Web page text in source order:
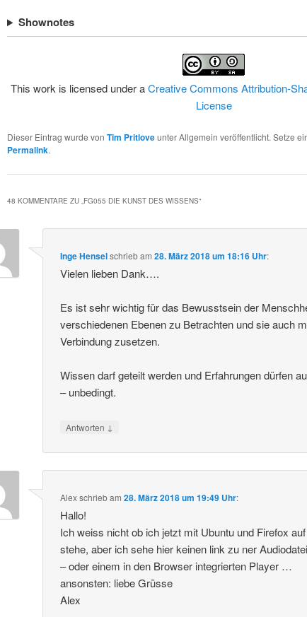
Shownotes
This work is licensed under aCreative Commons Attribution-
License
Dieser Eintrag wurde von Tim Pritloveunter Allgemein veröffentlicht. Setze
Permalink.
48 KOMMENTARE ZU „FG055 DIE KUNST DES WISSENS“
Inge Henselschriebam28. März 2018 um 18:16 Uhr:
Vielen lieben Dank….
Es ist sehr wichtig für das Bewusstsein der
verschiedenen Ebenen zu Betrachten und sie auch
Verbindung zusetzen.
Wissen darf geteilt werden und Erfahrungen dürfen
– unbedingt.
Antworten ↓
Alexschriebam28. März 2018 um 19:49 Uhr:
Hallo!
Ich weiss nicht ob ich jetzt mit Ubuntu und Firefox
stehe, aber ich sehe hier keinen link zu ner
– oder einem in den Browser integrierten Player …
ansonsten: liebe Grüsse
Alex